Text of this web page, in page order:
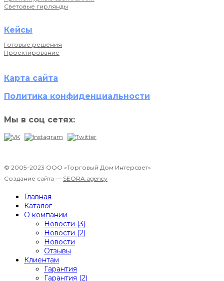
Световые гирлянды
Кейсы
Готовые решения
Проектирование
Карта сайта
Политика конфиденциальности
Мы в соц сетях:
© 2005–2023 ООО «Торговый Дом Интерсвет»
Создание сайта — SEORA.agency
Главная
Каталог
О компании
Новости (3)
Новости (2)
Новости
Отзывы
Клиентам
Гарантия
Гарантия (2)